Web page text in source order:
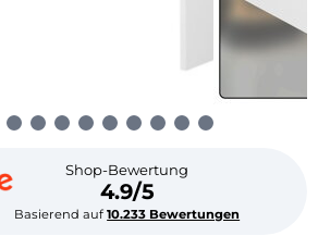
Shop-Bewertung
4.9/5
Basierend auf10.233 Bewertungen